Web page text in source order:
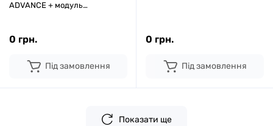
ADVANCE + модуль
0 грн.
Під замовлення
0 грн.
Під замовлення
Показати ще